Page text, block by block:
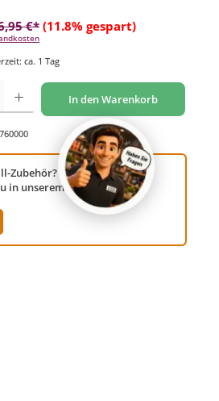
€* (11.8% gespart)
ca. 1 Tag
Wert ein oder benutze die Schaltflächen um
In den Warenkorb
Zubehör? Das komplette
in unserem Fachshop